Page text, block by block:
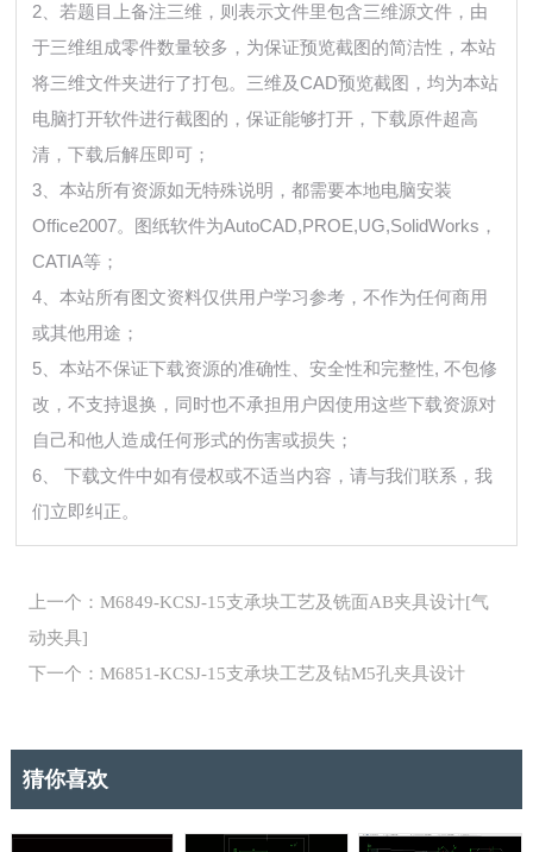
2、若题目上备注三维，则表示文件里包含三维源文件，由
于三维组成零件数量较多，为保证预览截图的简洁性，本站
将三维文件夹进行了打包。三维及CAD预览截图，均为本站
电脑打开软件进行截图的，保证能够打开，下载原件超高
清，下载后解压即可；
3、本站所有资源如无特殊说明，都需要本地电脑安装
Office2007。图纸软件为AutoCAD,PROE,UG,SolidWorks，
CATIA等；
4、本站所有图文资料仅供用户学习参考，不作为任何商用
或其他用途；
5、本站不保证下载资源的准确性、安全性和完整性, 不包修
改，不支持退换，同时也不承担用户因使用这些下载资源对
自己和他人造成任何形式的伤害或损失；
6、 下载文件中如有侵权或不适当内容，请与我们联系，我
们立即纠正。
上一个：M6849-KCSJ-15支承块工艺及铣面AB夹具设计[气
动夹具]
下一个：M6851-KCSJ-15支承块工艺及钻M5孔夹具设计
猜你喜欢